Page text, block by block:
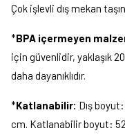
Çok işlevli dış mekan
*BPA içermeyen
için güvenlidir, yaklaşık
daha dayanıklıdır.
*Katlanabilir: Dış boyut:
cm. Katlanabilir boyut: